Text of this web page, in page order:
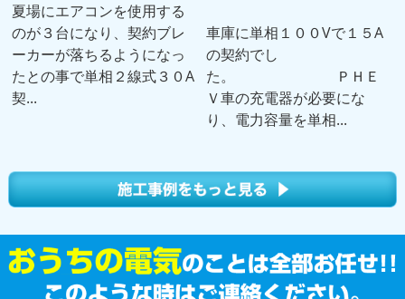
夏場にエアコンを使用する
のが３台になり、契約ブレ
ーカーが落ちるようになっ
たとの事で単相２線式３０A
契...
車庫に単相１００Vで１５A
の契約でし
た。 ＰＨＥ
Ｖ車の充電器が必要にな
り、電力容量を単相...